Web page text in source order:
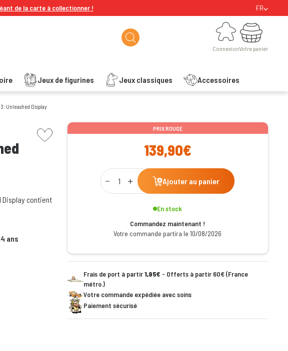
de la carte à collectionner ! FR
Connexion
Connexion
Jeux de figurines Jeux classiques Accessoires
Votre panier
Votre panier
Unleashed Display
picto wishlist
Display contient
ans
PRIX ROUGE
139,90€
Qty
Ajouter au panier
En stock
Commandez maintenant !
Votre commande partira le 10/08/2026
Frais de port à partir1,95€ - Offerts à partir 60€ (France
métro.)
Votre commande expédiée avec soins
Paiement sécurisé